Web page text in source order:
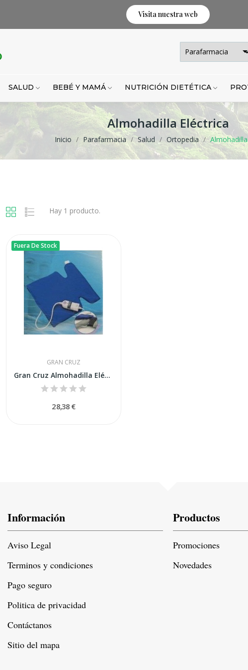
Visita nuestra web
SALUD BEBÉ Y MAMÁ NUTRICIÓN DIETÉTICA
Almohadilla Eléctrica
Inicio Parafarmacia Salud Ortopedia
Hay 1 producto.
Fuera De Stock
GRAN CRUZ
Gran Cruz Almohadilla Eléctrica 40x32 cm
28,38 €
Información
Aviso Legal
Terminos y condiciones
Pago seguro
Politica de privacidad
Contáctanos
Sitio del mapa
Productos
Promociones
Novedades